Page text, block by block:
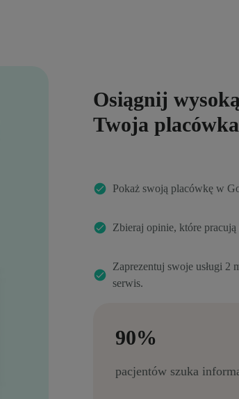
Osiągnij
Twoja
Pokaż swoją placówkę w
Zbieraj opinie, które
Zaprezentuj swoje usługi 2
serwis.
90%
pacjentów szuka